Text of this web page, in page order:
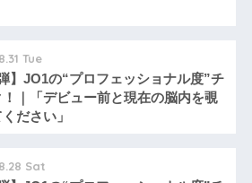
Tue
弾】JO1の“プロフェッショナル度”チ
！｜「デビュー前と現在の脳内を覗
ださい」
Sat